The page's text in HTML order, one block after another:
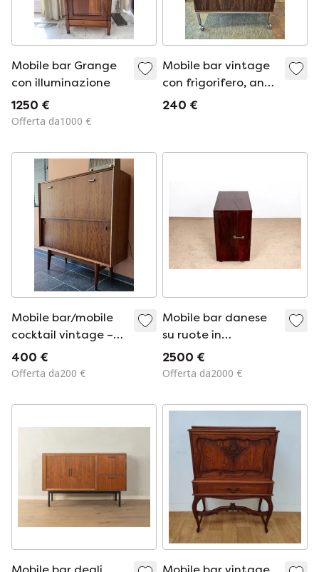
Mobile bar Grange
con illuminazione
1250 €
Offerta da1000 €
Mobile bar vintage
con frigorifero, anni
'60/'70
240 €
Mobile bar/mobile
cocktail vintage –
Design di metà
secolo
400 €
Offerta da200 €
Mobile bar danese
su ruote in
palissandro e
ottone, disegnato
per Brande
1960.
2500 €
Offerta da2000 €